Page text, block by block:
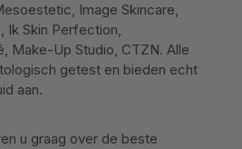
Image Skincare,
Ik Skin Perfection,
Make-Up Studio, CTZN. Alle
getest en bieden echt
aan.
u graag over de beste